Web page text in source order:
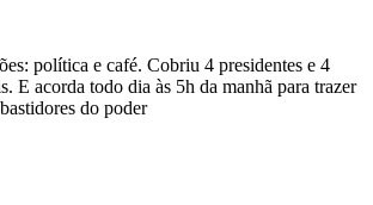
política e café. Cobriu 4 presidentes e 4
E acorda todo dia às 5h da manhã para trazer
do poder